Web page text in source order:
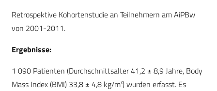
Retrospektive Kohortenstudie an Teilnehmern am AiPBw
von 2001-2011.
Ergebnisse:
1 090 Patienten (Durchschnittsalter 41,2 ± 8,9 Jahre, Body
Mass Index (BMI) 33,8 ± 4,8 kg/m²) wurden erfasst. Es